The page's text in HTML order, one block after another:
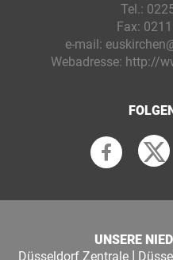
Tel.:
Fax:
e-mail:
Webadresse: http://
UNSERE
Düsseldorf Zentrale|